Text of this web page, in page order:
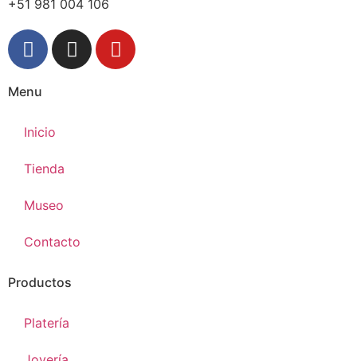
+51 981 004 106
Menu
Inicio
Tienda
Museo
Contacto
Productos
Platería